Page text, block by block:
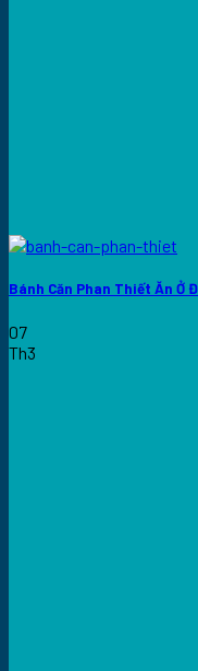
Bánh Căn Phan Thiết Ăn Ở
07
Th3